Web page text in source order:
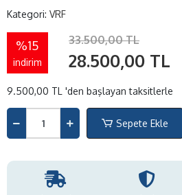
Kategori: VRF
%15
indirim
33.500,00 TL
28.500,00 TL
9.500,00 TL 'den başlayan taksitlerle
Sepete Ekle